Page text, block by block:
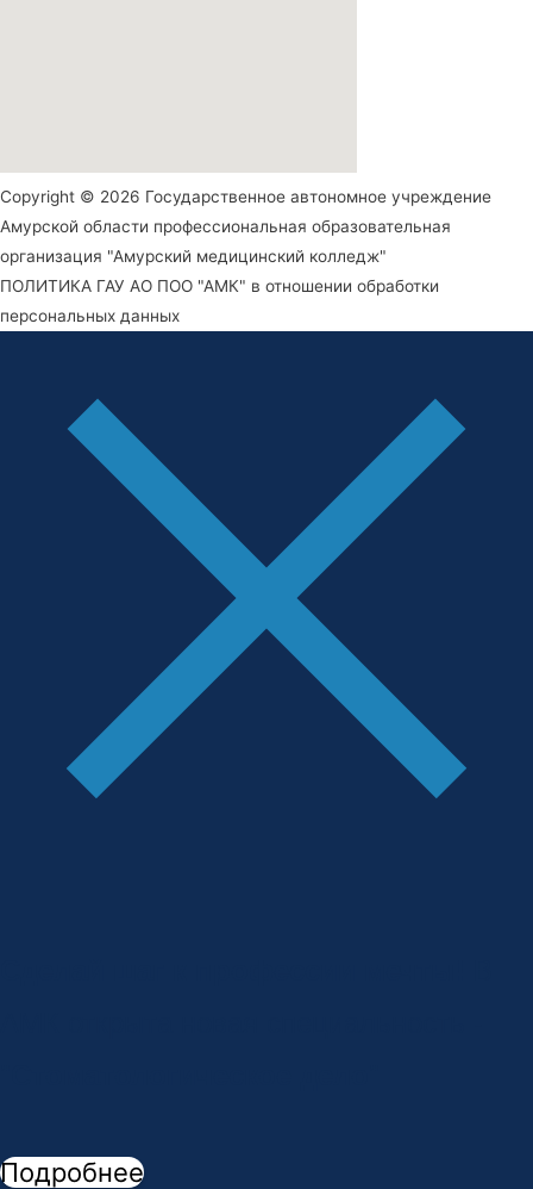
Copyright © 2026 Государственное автономное учреждение
Амурской области профессиональная образовательная
организация "Амурский медицинский колледж"
ПОЛИТИКА ГАУ АО ПОО "АМК" в отношении обработки
персональных данных
Подробнее